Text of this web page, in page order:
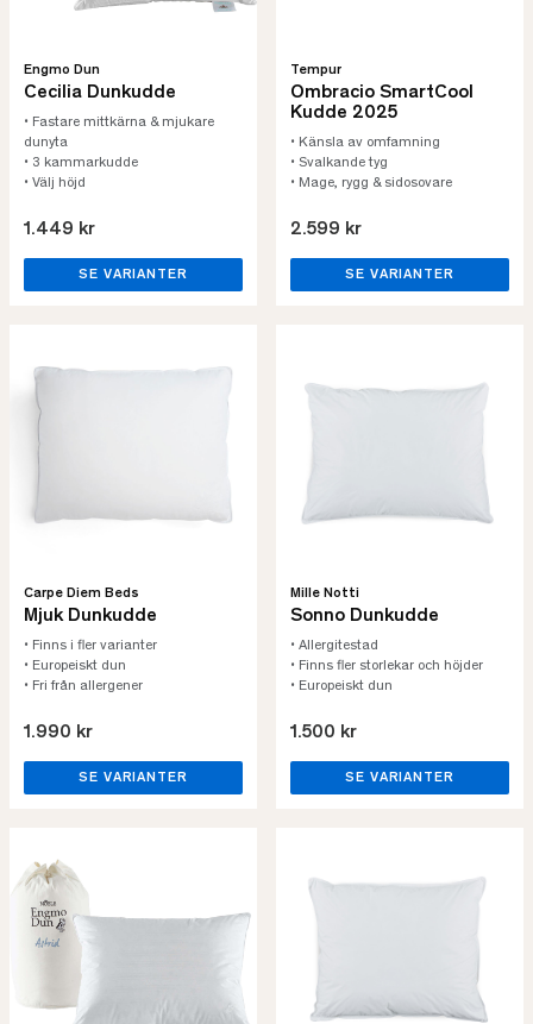
Engmo Dun
Cecilia Dunkudde
• Fastare mittkärna & mjukare
dunyta
• 3 kammarkudde
• Välj höjd
1.449 kr
SE VARIANTER
Tempur
Ombracio SmartCool
Kudde 2025
• Känsla av omfamning
• Svalkande tyg
• Mage, rygg & sidosovare
2.599 kr
SE VARIANTER
Carpe Diem Beds
Mjuk Dunkudde
• Finns i fler varianter
• Europeiskt dun
• Fri från allergener
1.990 kr
SE VARIANTER
Mille Notti
Sonno Dunkudde
• Allergitestad
• Finns fler storlekar och höjder
• Europeiskt dun
1.500 kr
SE VARIANTER